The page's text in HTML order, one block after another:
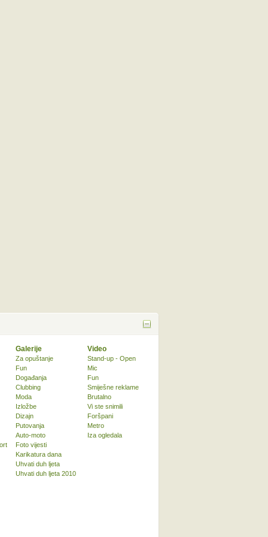
Galerije
Za opuštanje
Fun
Događanja
Clubbing
Moda
Izložbe
Dizajn
Putovanja
Auto-moto
Foto vijesti
Karikatura dana
Uhvati duh ljeta
Uhvati duh ljeta 2010
Video
Stand-up - Open
Mic
Fun
Smiješne reklame
Brutalno
Vi ste snimili
Foršpani
Metro
Iza ogledala